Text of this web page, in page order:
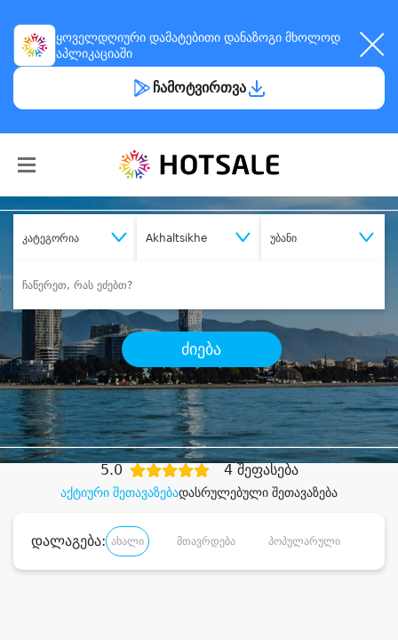
ყოველდღიური დამატებითი დანაზოგი მხოლოდ
აპლიკაციაში
ჩამოტვირთვა
კატეგორია Akhaltsikhe უბანი
ძიება
შეიძინესასურველი მომსახურება
დიდი დანაზოგით
აქტიური შეთავაზებადასრულებული შეთავაზება
5.0 4 შეფასება
დალაგება: ახალი მთავრდება პოპულარული